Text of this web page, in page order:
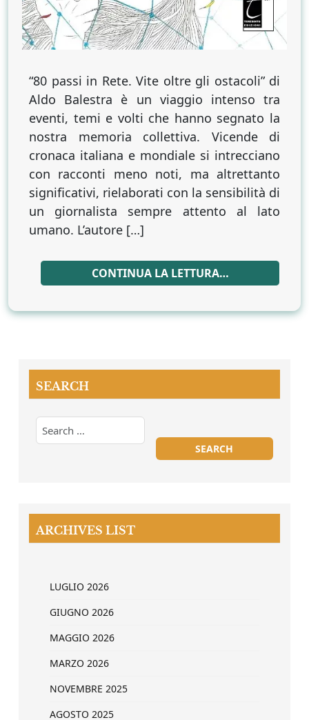
“80 passi in Rete. Vite oltre gli ostacoli” di
Aldo Balestra è un viaggio intenso tra
eventi, temi e volti che hanno segnato la
nostra memoria collettiva. Vicende di
cronaca italiana e mondiale si intrecciano
con racconti meno noti, ma altrettanto
significativi, rielaborati con la sensibilità di
un giornalista sempre attento al lato
umano. L’autore […]
CONTINUA LA LETTURA…
SEARCH
ARCHIVES LIST
LUGLIO 2026
GIUGNO 2026
MAGGIO 2026
MARZO 2026
NOVEMBRE 2025
AGOSTO 2025